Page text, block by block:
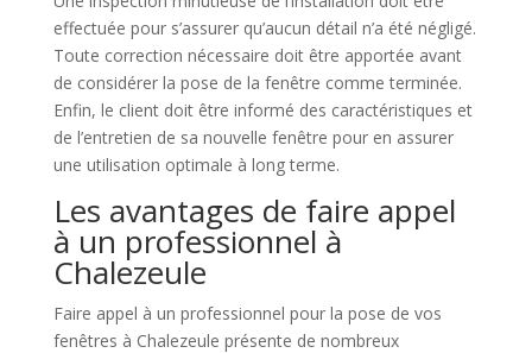
effectuée pour s’assurer qu’aucun détail n’a été négligé.
Toute correction nécessaire doit être apportée avant
de considérer la pose de la fenêtre comme terminée.
Enfin, le client doit être informé des caractéristiques et
de l’entretien de sa nouvelle fenêtre pour en assurer
une utilisation optimale à long terme.
Les avantages de faire appel
à un professionnel à
Chalezeule
Faire appel à un professionnel pour la pose de vos
fenêtres à Chalezeule présente de nombreux